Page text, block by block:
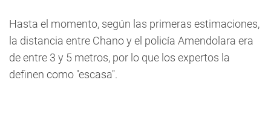
Hasta el momento, según las primeras estimaciones,
la distancia entre Chano y el policía Amendolara era
de entre 3 y 5 metros, por lo que los expertos la
definen como "escasa".